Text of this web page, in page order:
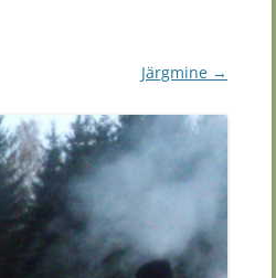
Järgmine →